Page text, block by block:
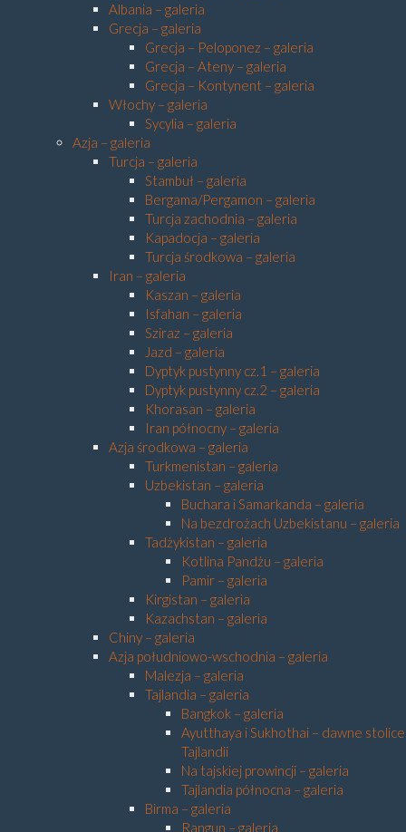
Albania – galeria
Grecja – galeria
Grecja – Peloponez – galeria
Grecja – Ateny – galeria
Grecja – Kontynent – galeria
Włochy – galeria
Sycylia – galeria
Azja – galeria
Turcja – galeria
Stambuł – galeria
Bergama/Pergamon – galeria
Turcja zachodnia – galeria
Kapadocja – galeria
Turcja środkowa – galeria
Iran – galeria
Kaszan – galeria
Isfahan – galeria
Sziraz – galeria
Jazd – galeria
Dyptyk pustynny cz.1 – galeria
Dyptyk pustynny cz.2 – galeria
Khorasan – galeria
Iran północny – galeria
Azja środkowa – galeria
Turkmenistan – galeria
Uzbekistan – galeria
Buchara i Samarkanda – galeria
Na bezdrożach Uzbekistanu – galeria
Tadżykistan – galeria
Kotlina Pandżu – galeria
Pamir – galeria
Kirgistan – galeria
Kazachstan – galeria
Chiny – galeria
Azja południowo-wschodnia – galeria
Malezja – galeria
Tajlandia – galeria
Bangkok – galeria
Ayutthaya i Sukhothai – dawne stolice
Tajlandii
Na tajskiej prowincji – galeria
Tajlandia północna – galeria
Birma – galeria
Rangun – galeria